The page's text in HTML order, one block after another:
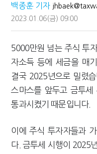
반도체
백종훈 기자
2023.01.06(금) 09:00
5000만원 넘는 주식 투
자소득 등에 세금을 매
결국 2025년으로 밀렸
스마스를 앞두고 금투세
통과시켰기 때문입니다.
이에 주식 투자자들과
다. 금투세 시행이 2025